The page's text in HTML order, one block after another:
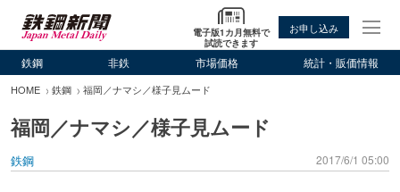
電子版1カ月無料で
試読できます
お申し込み
鉄鋼 非鉄 市場価格 統計・販価情報
HOME 鉄鋼 福岡／ナマシ／様子見ムード
福岡／ナマシ／様子見ムード
鉄鋼 2017/6/1 05:00